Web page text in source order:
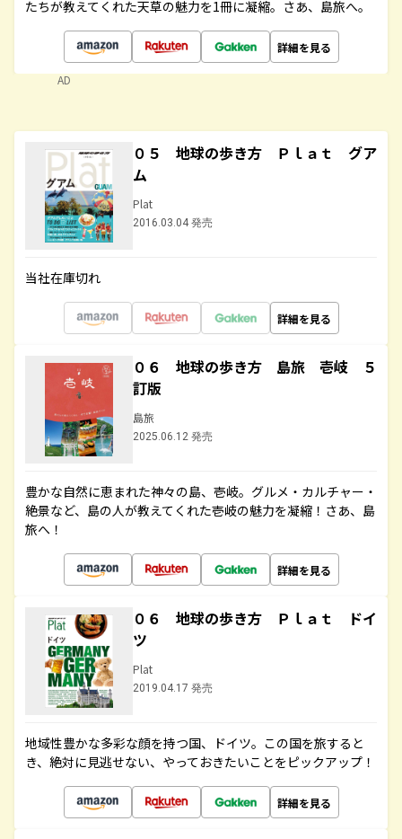
たちが教えてくれた天草の魅力を1冊に凝縮。さあ、島旅へ。
詳細を見る
AD
０５ 地球の歩き方 Ｐｌａｔ グア
ム
Plat
2016.03.04 発売
当社在庫切れ
詳細を見る
０６ 地球の歩き方 島旅 壱岐 ５
訂版
島旅
2025.06.12 発売
豊かな自然に恵まれた神々の島、壱岐。グルメ・カルチャー・
絶景など、島の人が教えてくれた壱岐の魅力を凝縮！さあ、島
旅へ！
詳細を見る
０６ 地球の歩き方 Ｐｌａｔ ドイ
ツ
Plat
2019.04.17 発売
地域性豊かな多彩な顔を持つ国、ドイツ。この国を旅すると
き、絶対に見逃せない、やっておきたいことをピックアップ！
詳細を見る